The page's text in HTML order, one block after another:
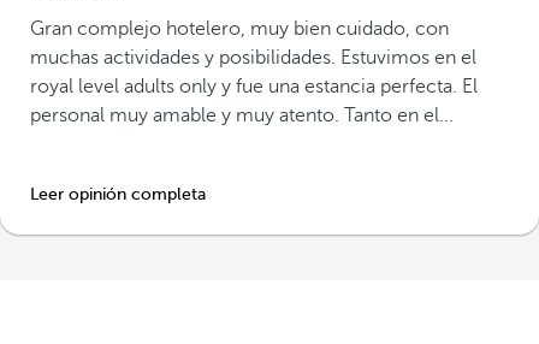
Gran complejo hotelero, muy bien cuidado, con
muchas actividades y posibilidades. Estuvimos en el
royal level adults only y fue una estancia perfecta. El
personal muy amable y muy atento. Tanto en el...
Leer opinión completa